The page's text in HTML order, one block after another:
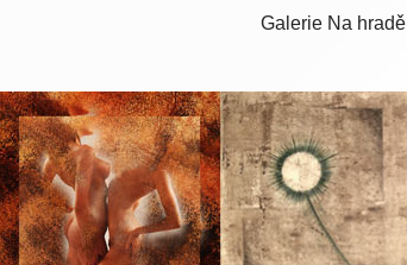
Galerie Na hradě